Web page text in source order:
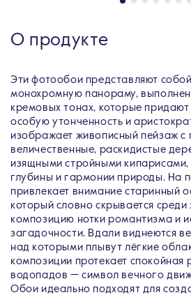
О продукте
Эти фотообои представляют
монохромную панораму,
кремовых тонах, которые
особую утонченность и
изображает живописный пейзаж с
величественные, раскидистые
изящными стройными
глубины и гармонии природы. На
привлекает внимание старинный
который словно скрывается среди
композицию нотки романтизма и
загадочности. Вдали виднеются
над которыми плывут лёгкие
композиции протекает спокойная
водопадов — символ вечного
Обои идеально подходят для